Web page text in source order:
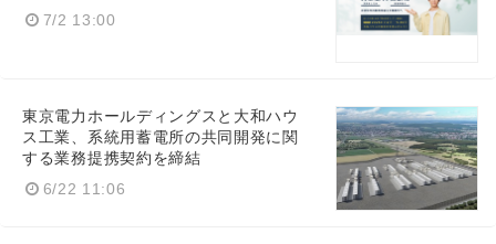
7/2 13:00
東京電力ホールディングスと大和ハウ
ス工業、系統用蓄電所の共同開発に関
する業務提携契約を締結
6/22 11:06